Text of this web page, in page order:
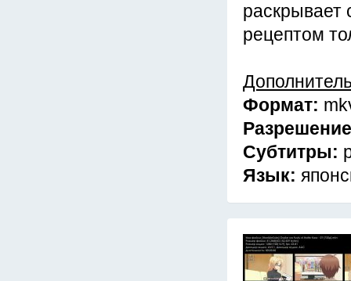
раскрывает
рецептом
Формат:
Субтитры:
Язык: